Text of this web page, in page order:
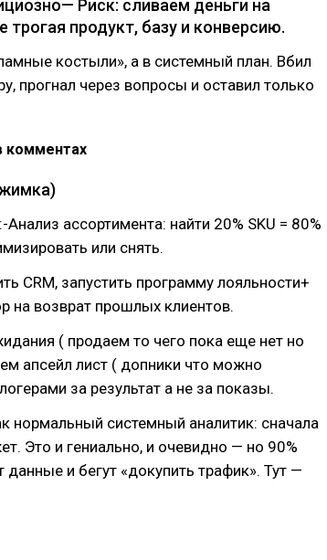
Риск: сливаем деньги на
трогая продукт, базу и конверсию.
костыли», а в системный план. Вбил
прогнал через вопросы и оставил только
комментах
ассортимента: найти 20% SKU = 80%
или снять.
CRM, запустить программу лояльности+
на возврат прошлых клиентов.
( продаем то чего пока еще нет но
апсейл лист ( допники что можно
за результат а не за показы.
нормальный системный аналитик: сначала
Это и гениально, и очевидно — но 90%
данные и бегут «докупить трафик». Тут —